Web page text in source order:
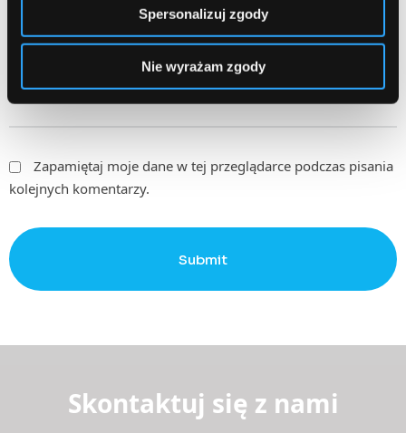
Spersonalizuj zgody
Nie wyrażam zgody
Zapamiętaj moje dane w tej przeglądarce podczas pisania
kolejnych komentarzy.
Submit
Skontaktuj się z nami